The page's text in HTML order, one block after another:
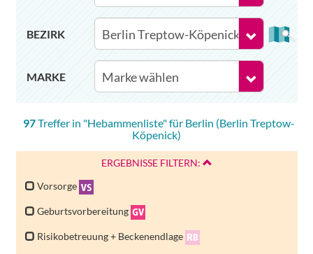
BEZIRK
MARKE
97Treffer in "Hebammenliste" für Berlin (Berlin Treptow-
Köpenick)
ERGEBNISSE FILTERN:
Vorsorge
Geburtsvorbereitung
Risikobetreuung + Beckenendlage